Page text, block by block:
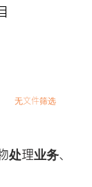
无文件筛选
处理业务、